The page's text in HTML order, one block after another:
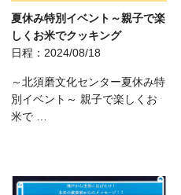
夏休み特別イベント～親子で楽
しくお米でクッキング
日程：2024/08/18
～北須磨文化センター夏休み特
別イベント～ 親子で楽しくお
米で …